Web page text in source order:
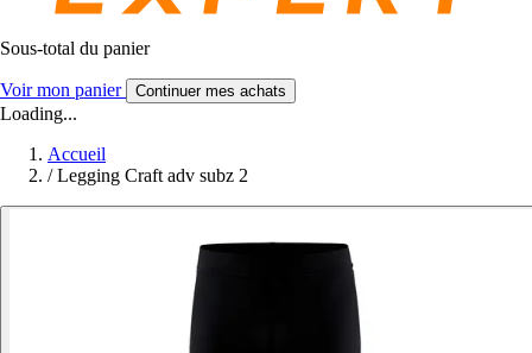
Sous-total du panier
Voir mon panier Continuer mes achats
Loading...
Accueil
/ Legging Craft adv subz 2